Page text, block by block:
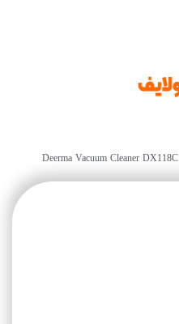
Deerma Vacuum Cleaner DX118C